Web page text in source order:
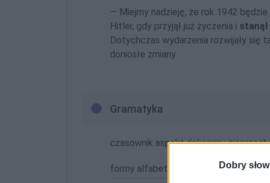
Dobry
— Miejmy nadzieję, że rok 1942
Hitler, gdy przyjął już życzenia i stanął
Dotychczas wydarzenia rozwijały się
doniosłe zmiany.
Gramatyka
czasownik aspekt dokonany
formy alfabetycznie: